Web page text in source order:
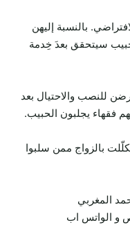
بالنسبة إليهن
سيتحقق بعدَ خِدمة
للنصب والاحتيال بعد
فقهاء يجلبون الحبيب.
بالزواج ممن سلبوا
المغربي
و الواتس اب